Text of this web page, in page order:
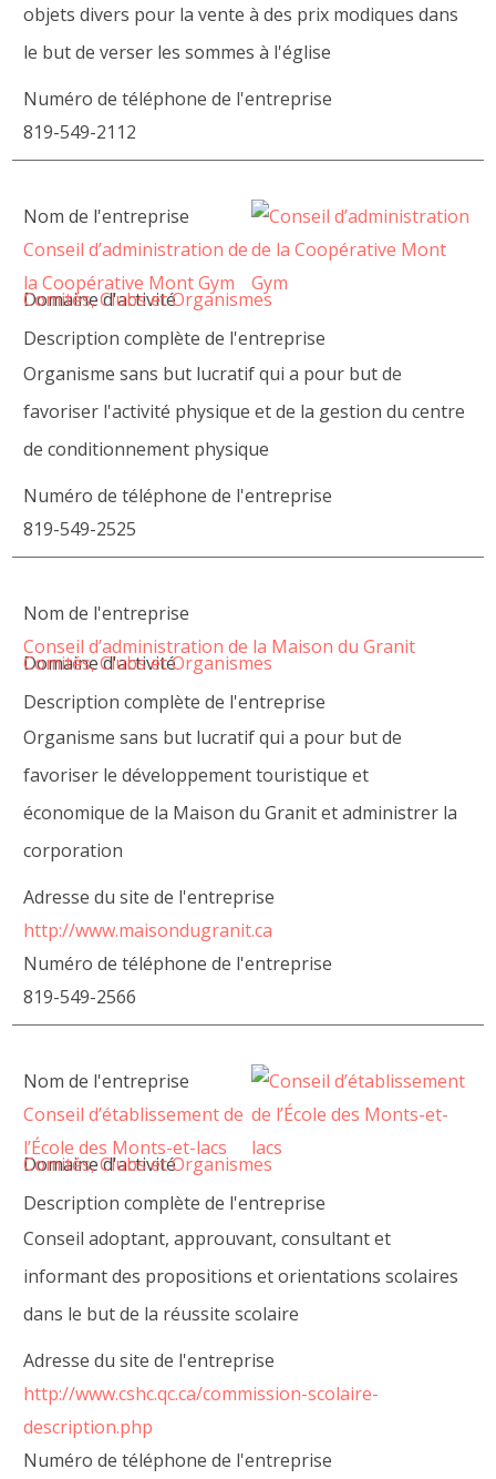
objets divers pour la vente à des prix modiques dans
le but de verser les sommes à l'église
Numéro de téléphone de l'entreprise
819-549-2112
Nom de l'entreprise
Conseil d’administration de
la Coopérative Mont Gym
Domaine d'activité
Comités, Clubs et Organismes
Description complète de l'entreprise
Organisme sans but lucratif qui a pour but de
favoriser l'activité physique et de la gestion du centre
de conditionnement physique
Numéro de téléphone de l'entreprise
819-549-2525
Nom de l'entreprise
Conseil d’administration de la Maison du Granit
Domaine d'activité
Comités, Clubs et Organismes
Description complète de l'entreprise
Organisme sans but lucratif qui a pour but de
favoriser le développement touristique et
économique de la Maison du Granit et administrer la
corporation
Adresse du site de l'entreprise
http://www.maisondugranit.ca
Numéro de téléphone de l'entreprise
819-549-2566
Nom de l'entreprise
Conseil d’établissement de
l’École des Monts-et-lacs
Domaine d'activité
Comités, Clubs et Organismes
Description complète de l'entreprise
Conseil adoptant, approuvant, consultant et
informant des propositions et orientations scolaires
dans le but de la réussite scolaire
Adresse du site de l'entreprise
http://www.cshc.qc.ca/commission-scolaire-
description.php
Numéro de téléphone de l'entreprise